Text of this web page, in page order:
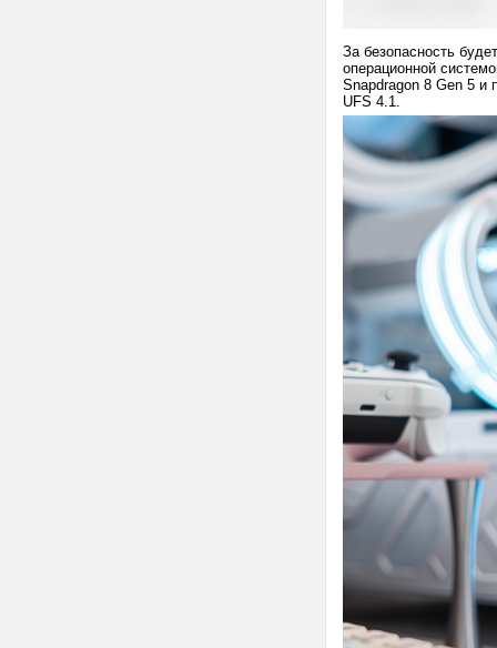
За безопасность
операционной
Snapdragon 8 Gen 5 и
UFS 4.1.